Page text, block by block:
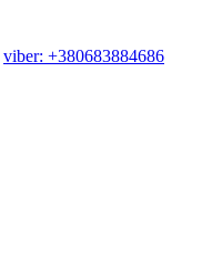
viber: +380683884686